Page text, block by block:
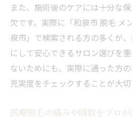
また、施術後のケアには十分な
欠です。実際に「和泉市 脱毛 メ
泉市」で検索される方の多くが
にして安心できるサロン選びを
ないためにも、実際に通った方
充実度をチェックすることが大切
医療脱毛の痛みや回数をプロ